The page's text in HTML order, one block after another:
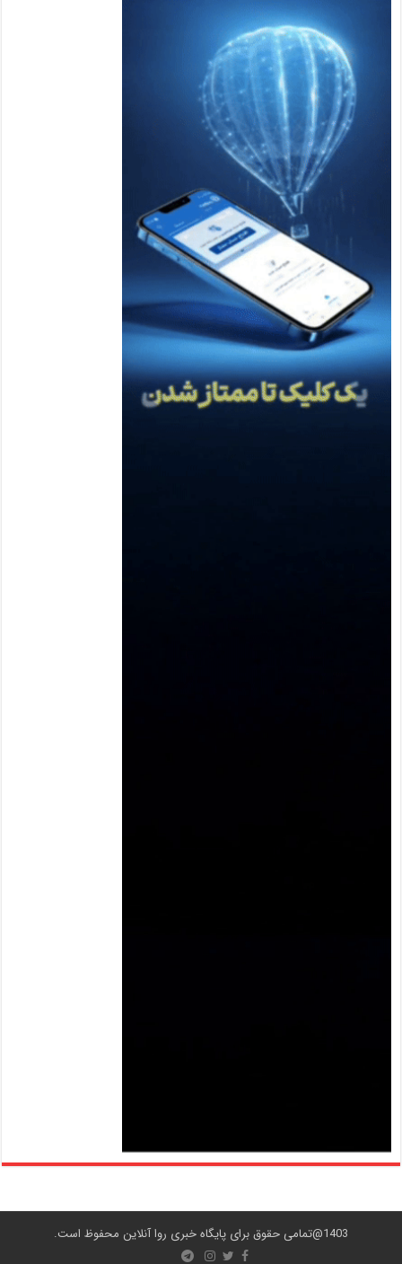
1403@تمامی حقوق برای پایگاه خبری روا آنلاین محفوظ است.